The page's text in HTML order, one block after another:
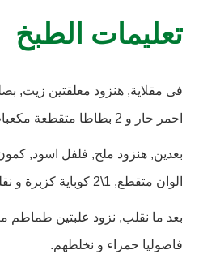
تعليمات الطبخ
فى مقلاية, هنزود معلقتين زيت,
احمر حار و 2 بطاطا متقطعة مكعبات.
بعدين, هنزود ملح, فلفل اسود,
الوان متقطع, 1\2 كوباية كزبرة و نقلبهم.
بعد ما نقلب, نزود علبتين طماطم
فاصوليا حمراء و نخلطهم.